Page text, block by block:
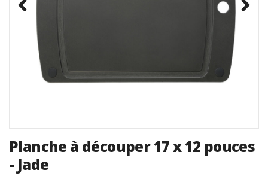
Planche à découper 17 x 12 pouces
- Jade